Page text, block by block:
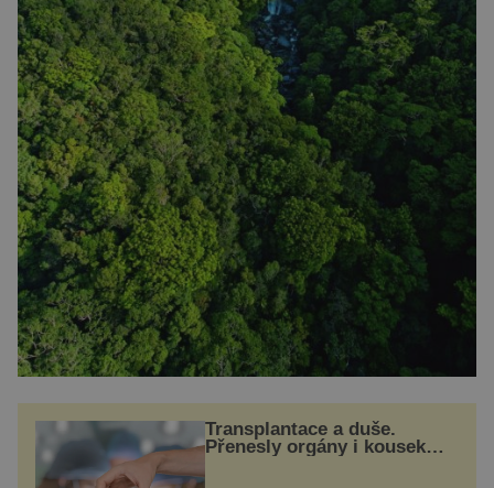
Transplantace a duše.
Přenesly orgány i kousek